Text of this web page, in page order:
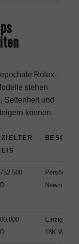
Rolex-
stehen
Seltenheit und
können.
Newmans
Einzige
18K